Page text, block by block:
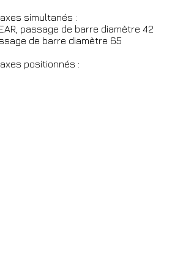
simultanés :
passage de barre diamètre 42
de barre diamètre 65
positionnés :